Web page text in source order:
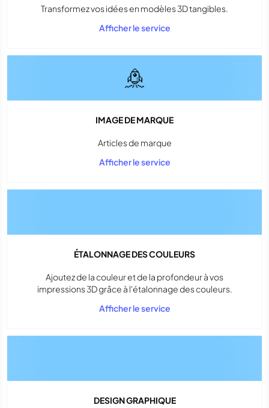
Transformez vos idées en modèles 3D tangibles.
Afficher le service
IMAGE DE MARQUE
Articles de marque
Afficher le service
ÉTALONNAGE DES COULEURS
Ajoutez de la couleur et de la profondeur à vos
impressions 3D grâce à l'étalonnage des couleurs.
Afficher le service
DESIGN GRAPHIQUE